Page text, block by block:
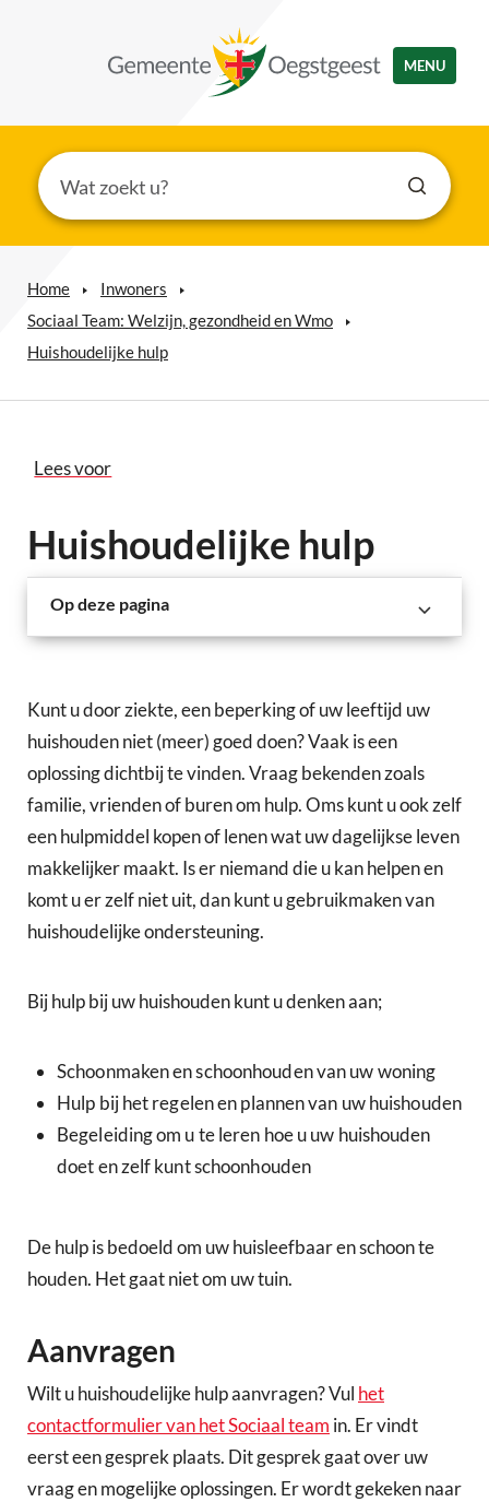
MENU
Home
Inwoners
Sociaal Team: Welzijn, gezondheid en Wmo
Huishoudelijke hulp
Lees voor
Huishoudelijke hulp
Op deze pagina
Kunt u door ziekte, een beperking of uw leeftijd uw
huishouden niet (meer) goed doen? Vaak is een
oplossing dichtbij te vinden. Vraag bekenden zoals
familie, vrienden of buren om hulp. Oms kunt u ook zelf
een hulpmiddel kopen of lenen wat uw dagelijkse leven
makkelijker maakt. Is er niemand die u kan helpen en
komt u er zelf niet uit, dan kunt u gebruikmaken van
huishoudelijke ondersteuning.
Bij hulp bij uw huishouden kunt u denken aan;
Schoonmaken en schoonhouden van uw woning
Hulp bij het regelen en plannen van uw huishouden
Begeleiding om u te leren hoe u uw huishouden
doet en zelf kunt schoonhouden
De hulp is bedoeld om uw huisleefbaar en schoon te
houden. Het gaat niet om uw tuin.
Aanvragen
Wilt u huishoudelijke hulp aanvragen? Vul het
contactformulier van het Sociaal team in. Er vindt
eerst een gesprek plaats. Dit gesprek gaat over uw
vraag en mogelijke oplossingen. Er wordt gekeken naar